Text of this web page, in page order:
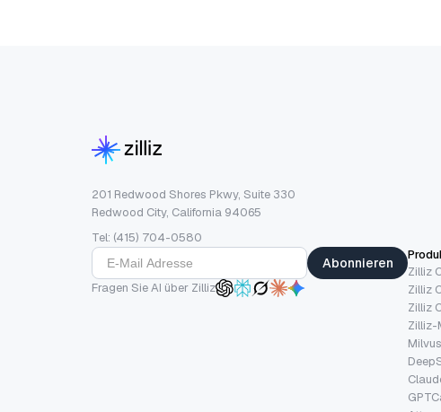
201 Redwood Shores Pkwy, Suite 330
Redwood City, California 94065
Tel: (415) 704-0580
Abonnieren
Fragen Sie AI über Zilliz
Zilliz
Zilliz
Zilliz
Zilliz-